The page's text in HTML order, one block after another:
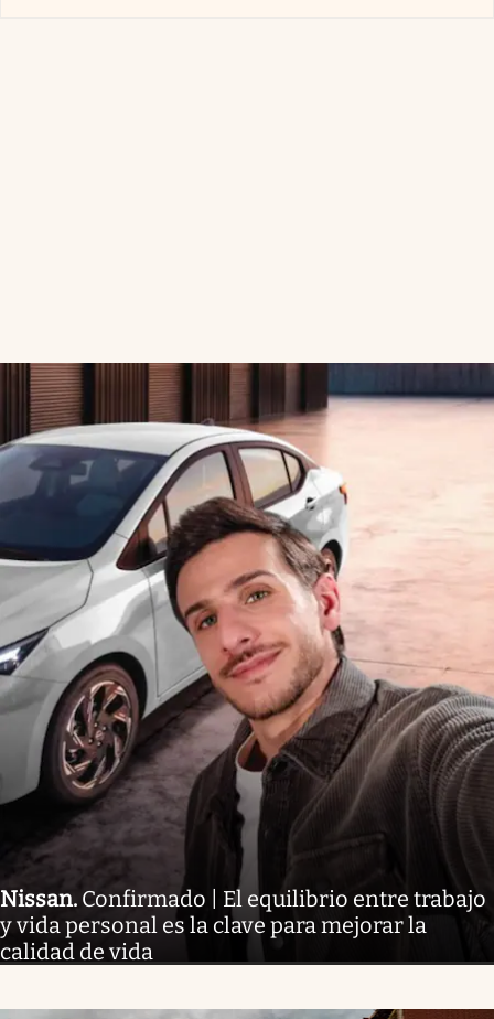
Nissan. Confirmado | El equilibrio entre trabajo
y vida personal es la clave para mejorar la
calidad de vida